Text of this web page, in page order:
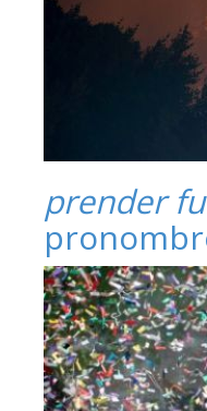
prender